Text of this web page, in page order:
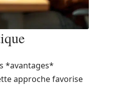
*avantages*
approche favorise